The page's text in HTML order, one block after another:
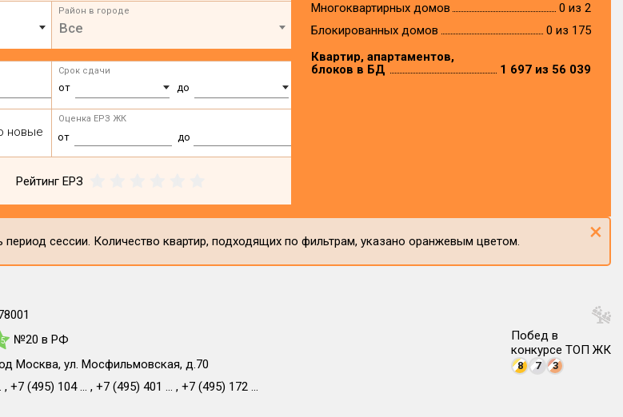
Район в городе
Все
Срок сдачи
от до
новые
Оценка ЕРЗ ЖК
от до
Рейтинг ЕРЗ
Многоквартирных домов
0 из 2
Блокированных домов
0 из 175
Квартир, апартаментов,
блоков в БД
1 697 из 56 039
сессии. Количество квартир, подходящих по фильтрам, указано оранжевым цветом. ×
№20 в РФ
Москва, ул. Мосфильмовская, д.70
, +7 (495) 104 ... , +7 (495) 401 ... , +7 (495) 172 ...
Побед в
конкурсе ТОП ЖК
8 7 3